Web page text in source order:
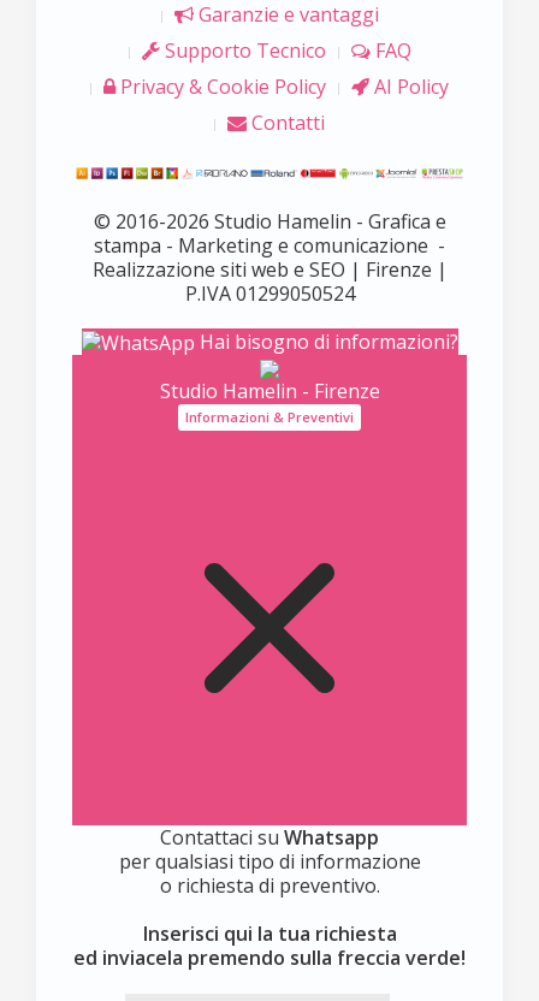
Garanzie e vantaggi
Supporto Tecnico
FAQ
Privacy & Cookie Policy
AI Policy
Contatti
© 2016-2026 Studio Hamelin - Grafica e
stampa - Marketing e comunicazione -
Realizzazione siti web e SEO | Firenze |
P.IVA 01299050524
Hai bisogno di informazioni?
Studio Hamelin - Firenze
Informazioni & Preventivi
Contattaci su Whatsapp
per qualsiasi tipo di informazione
o richiesta di preventivo.
Inserisci qui la tua richiesta
ed inviacela premendo sulla freccia verde!